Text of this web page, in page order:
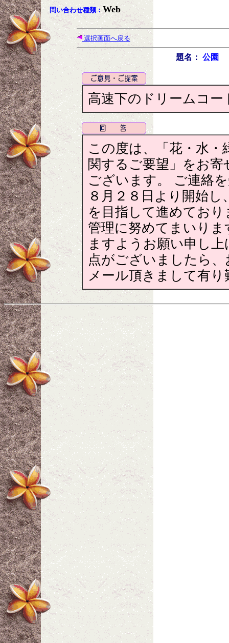
問い合わせ種類：Web
選択画面へ戻る
題名： 公園
高速下のドリームコ
この度は、「花・水・
関するご要望」をお
ございます。 ご連絡
８月２８日より開始
を目指して進めてお
管理に努めてまいり
ますようお願い申し
点がございましたら
メール頂きまして有